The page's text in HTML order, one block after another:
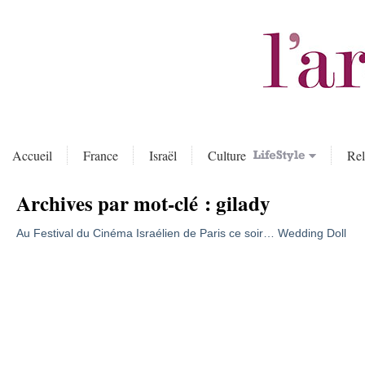
Accueil France Israël Culture
Archives par mot-clé : gilady
Au Festival du Cinéma Israélien de Paris ce soir… Wedding Doll